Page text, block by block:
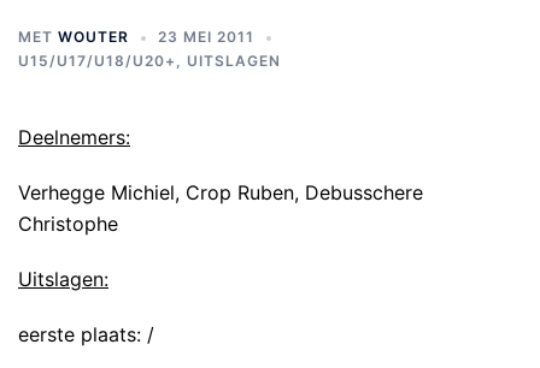
MET WOUTER
23 MEI 2011
U15/U17/U18/U20+ , UITSLAGEN
Deelnemers:
Verhegge Michiel, Crop Ruben, Debusschere
Christophe
Uitslagen:
eerste plaats: /